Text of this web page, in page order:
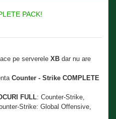
PACK!
pe servereleXB dar nu are
Counter - Strike COMPLETE
FULL: Counter-Strike,
Strike: Global Offensive,